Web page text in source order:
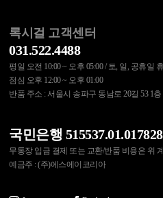
록시걸 고객센터
031.522.4488
평일 오전 10:00 ~ 오후 05:00 / 토, 일, 공휴일
점심 오후 12:00 ~ 오후 01:00
반품 주소 : 서울시 송파구 동남로 20길 53 1
국민은행 515537.01.017828
무통장 입금 결제 또는 교환/반품 비용은 위
예금주 : (주)에스에이코리아